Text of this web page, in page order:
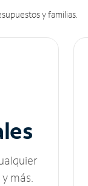
y familias.
más.